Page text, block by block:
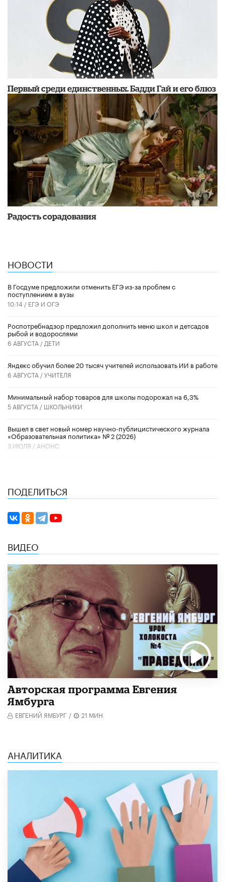
Первый среди единственных. Бадди Гай и его блюз
Радость сорадования
НОВОСТИ
В Госдуме предложили отменить ЕГЭ из-за проблем с
поступлением в вузы
10:14 / ЕГЭ И ОГЭ
Роспотребнадзор предложил дополнить меню школ и детсадов
рыбой и водорослями
6 АВГУСТА / ДЕТИ
​Яндекс обучил более 20 тысяч учителей использовать ИИ в работе
6 АВГУСТА /УЧИТЕЛЯ
Минимальный набор товаров для школы подорожал на 6,3%
5 АВГУСТА / ШКОЛЬНИКИ
Вышел в свет новый номер научно-публицистического журнала
«Образовательная политика» № 2 (2026)
3 ИЮЛЯ / АНОНС
ПОДЕЛИТЬСЯ
ВИДЕО
Авторская программа Евгения
Ямбурга
ЕВГЕНИЙ ЯМБУРГ / 21 МИН.
АНАЛИТИКА